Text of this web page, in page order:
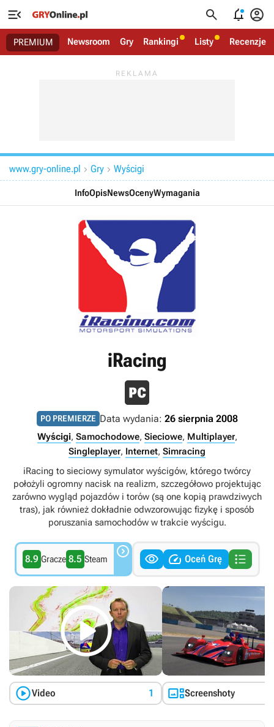
   
PREMIUM Newsroom Gry Rankingi Listy Recenzje
www.gry-online.pl  Gry  Wyścigi
InfoOpisNewsOcenyWymagania
iRacing
PO PREMIERZE Data wydania: 26 sierpnia 2008
Wyścigi, Samochodowe, Sieciowe, Multiplayer,
Singleplayer, Internet, Simracing
iRacing to sieciowy symulator wyścigów, którego twórcy
położyli ogromny nacisk na realizm, szczegółowo projektując
zarówno wygląd pojazdów i torów (są one kopią prawdziwych
tras), jak również dokładnie odwzorowując fizykę i sposób
poruszania samochodów w trakcie wyścigu.
8.9 Gracze 8.5 Steam    Oceń Grę 

Video 1 Screenshoty